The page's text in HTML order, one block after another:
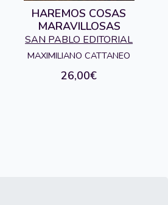
HAREMOS COSAS
MARAVILLOSAS
SAN PABLO EDITORIAL
MAXIMILIANO CATTANEO
26,00€